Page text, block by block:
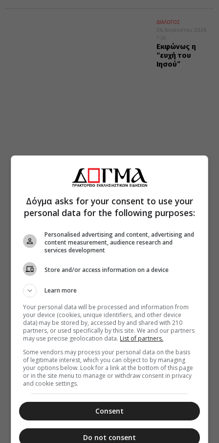
ΔΙΑΛΟΓΟΣ
06 Αυγούστου 2026
7:36
Εκφώνως η
“ευχή του
Ιησού”
Δόγμα asks for your consent to use your
personal data for the following purposes:
Personalised advertising and content, advertising and
content measurement, audience research and
services development
Store and/or access information on a device
Learn more
Your personal data will be processed and information from
your device (cookies, unique identifiers, and other device
data) may be stored by, accessed by and shared with 210
partners, or used specifically by this site. We and our partners
may use precise geolocation data. List of partners.
Some vendors may process your personal data on the basis
of legitimate interest, which you can object to by managing
your options below. Look for a link at the bottom of this page
or in the site menu to manage or withdraw consent in privacy
and cookie settings.
Consent
Do not consent